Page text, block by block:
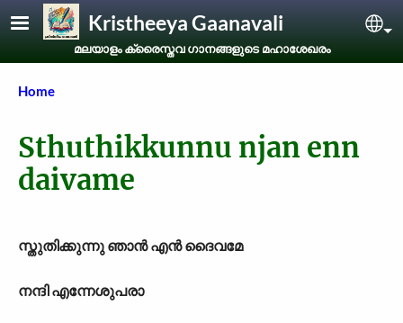
Skip to main contentKristheeya Gaanavali
മലയാളം ക്രൈസ്തവ ഗാനങ്ങളുടെ മഹാശേഖരം
Breadcrumb
Home
Sthuthikkunnu njan enn
daivame
സ്തുതിക്കുന്നു ഞാന്‍ എന്‍ ദൈവമേ
നന്ദി എന്നേശുപരാ